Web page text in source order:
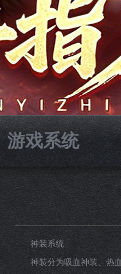
游戏系统
神装系统
神装分为吸血神装、热血